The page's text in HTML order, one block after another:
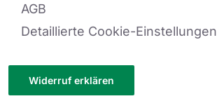
AGB
Detaillierte Cookie-Einstellungen
Widerruf erklären